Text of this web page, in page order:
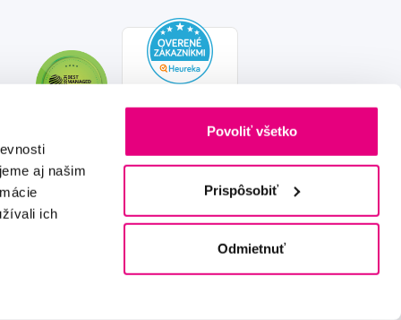
aj našim
ich
Povoliť všetko
Prispôsobiť
Odmietnuť
IZON